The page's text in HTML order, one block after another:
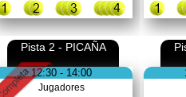
Pista 2 - PICAÑA
12:30 - 14:00
Jugadores